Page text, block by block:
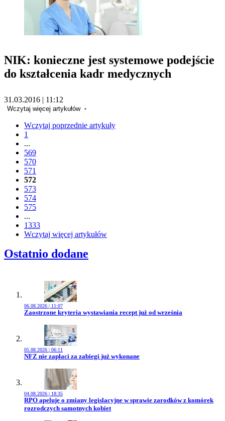
NIK: konieczne jest systemowe podejście
do kształcenia kadr medycznych
31.03.2016 | 11:12
Wczytaj więcej artykułów
Wczytaj poprzednie artykuły
1
...
569
570
571
572
573
574
575
...
1333
Wczytaj więcej artykułów
Ostatnio dodane
06.08.2026 | 11:07
Przejdź do artykułu:
Zaostrzone kryteria wystawiania recept już od września
05.08.2026 | 06:11
Przejdź do artykułu:
NFZ nie zapłaci za zabiegi już wykonane
04.08.2026 | 18:35
Przejdź do artykułu:
RPO apeluje o zmiany legislacyjne w sprawie zarodków z komórek
rozrodczych samotnych kobiet